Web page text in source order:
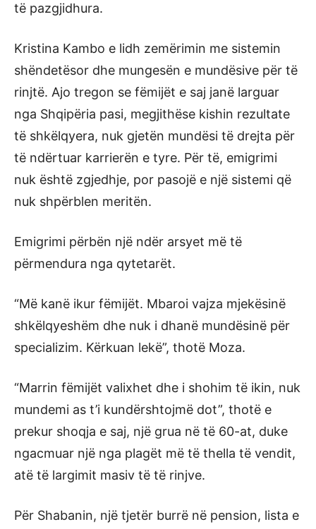
të pazgjidhura.
Kristina Kambo e lidh zemërimin me sistemin
shëndetësor dhe mungesën e mundësive për të
rinjtë. Ajo tregon se fëmijët e saj janë larguar
nga Shqipëria pasi, megjithëse kishin rezultate
të shkëlqyera, nuk gjetën mundësi të drejta për
të ndërtuar karrierën e tyre. Për të, emigrimi
nuk është zgjedhje, por pasojë e një sistemi që
nuk shpërblen meritën.
Emigrimi përbën një ndër arsyet më të
përmendura nga qytetarët.
“Më kanë ikur fëmijët. Mbaroi vajza mjekësinë
shkëlqyeshëm dhe nuk i dhanë mundësinë për
specializim. Kërkuan lekë”, thotë Moza.
“Marrin fëmijët valixhet dhe i shohim të ikin, nuk
mundemi as t’i kundërshtojmë dot”, thotë e
prekur shoqja e saj, një grua në të 60-at, duke
ngacmuar një nga plagët më të thella të vendit,
atë të largimit masiv të të rinjve.
Për Shabanin, një tjetër burrë në pension, lista e